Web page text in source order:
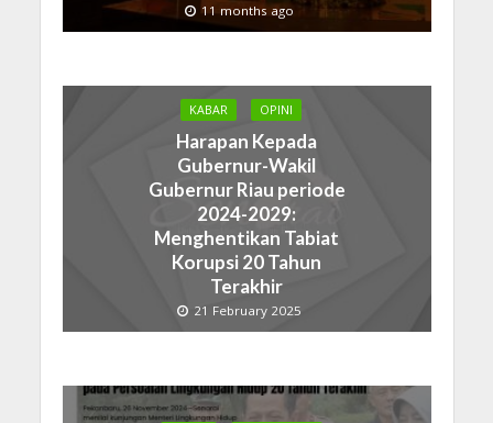
11 months ago
KABAR OPINI
Harapan Kepada
Gubernur-Wakil
Gubernur Riau periode
2024-2029:
Menghentikan Tabiat
Korupsi 20 Tahun
Terakhir
21 February 2025